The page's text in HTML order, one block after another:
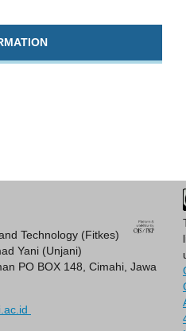
Technology (Fitkes)
Yani (Unjani)
PO BOX 148, Cimahi, Jawa